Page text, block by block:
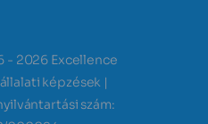
- 2026 Excellence
képzések |
szám: